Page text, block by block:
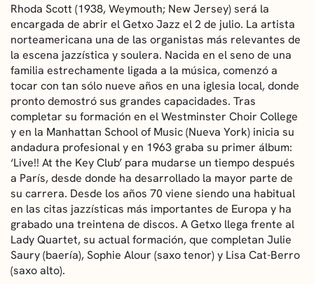
Rhoda Scott (1938, Weymouth; New Jersey) será la
encargada de abrir el Getxo Jazz el 2 de julio. La artista
norteamericana una de las organistas más relevantes de
la escena jazzística y soulera. Nacida en el seno de una
familia estrechamente ligada a la música, comenzó a
tocar con tan sólo nueve años en una iglesia local, donde
pronto demostró sus grandes capacidades. Tras
completar su formación en el Westminster Choir College
y en la Manhattan School of Music (Nueva York) inicia su
andadura profesional y en 1963 graba su primer álbum:
‘Live!! At the Key Club’ para mudarse un tiempo después
a París, desde donde ha desarrollado la mayor parte de
su carrera. Desde los años 70 viene siendo una habitual
en las citas jazzísticas más importantes de Europa y ha
grabado una treintena de discos. A Getxo llega frente al
Lady Quartet, su actual formación, que completan Julie
Saury (baería), Sophie Alour (saxo tenor) y Lisa Cat-Berro
(saxo alto).